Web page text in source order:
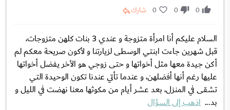
0
0
0 شارك
السلام عليكم أنا امرأة متزوجة و عندي 3 بنات كلهن متزوجات،
قبل شهرين جاءت ابنتي الوسطى لزيارتنا و لأكون صريحة معكم لم
أكن جيدة معها مثل أخواتها و حتى زوجي هو الأخر يفضل أخواتها
عليها رغم أنها أفضلهن، و عندما تأتي عندنا تكون الوحيدة التي
تشقى في المنزل، بعد عشر أيام من مكوثها معنا نهضت في الليل و
بد... اذهب إلى السؤال